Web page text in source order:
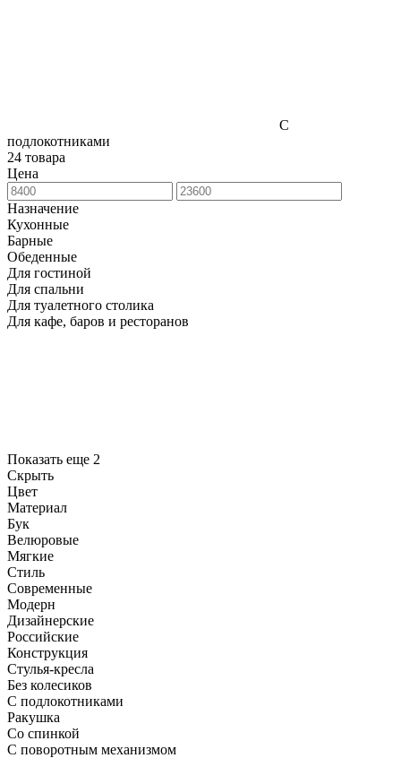
С
подлокотниками
24 товара
Цена
Назначение
Кухонные
Барные
Обеденные
Для гостиной
Для спальни
Для туалетного столика
Для кафе, баров и ресторанов
Показать еще 2
Скрыть
Цвет
Материал
Бук
Велюровые
Мягкие
Стиль
Современные
Модерн
Дизайнерские
Российские
Конструкция
Стулья-кресла
Без колесиков
С подлокотниками
Ракушка
Со спинкой
С поворотным механизмом